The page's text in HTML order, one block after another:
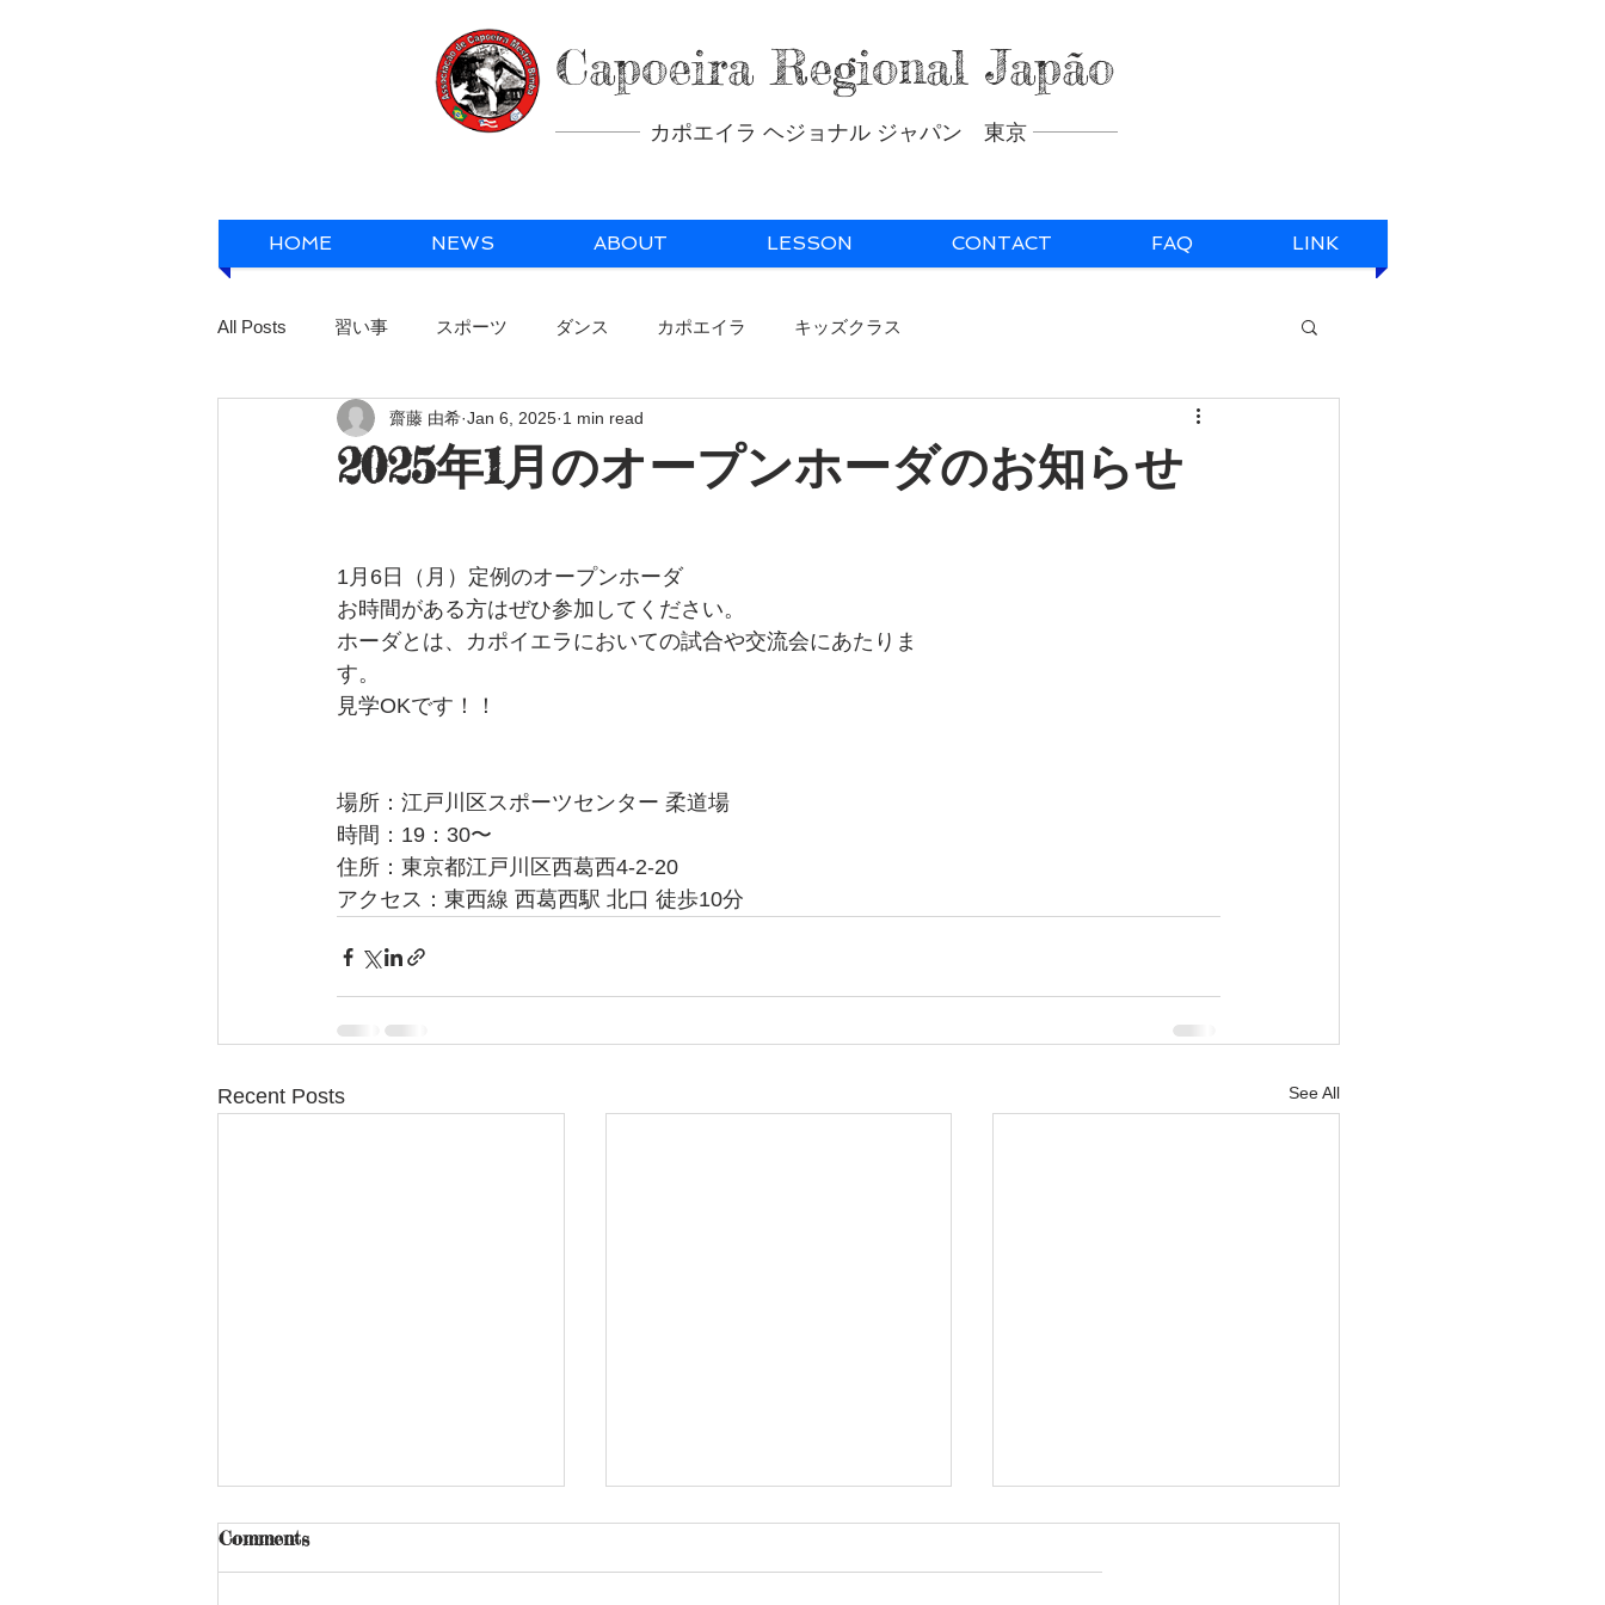
Capoeira Regional Japão
カポエイラ ヘジョナル ジャパン 東京
HOME NEWS ABOUT LESSON CONTACT FAQ LINK
All Posts 習い事 スポーツ ダンス カポエイラ キッズクラス
2025年1月のオープンホーダのお知らせ
齋藤 由希 Jan 6, 2025 1 min read
1月6日（月）定例のオープンホーダ
お時間がある方はぜひ参加してください。
ホーダとは、カポイエラにおいての試合や交流会にあたりま
す。
見学OKです！！
場所：江戸川区スポーツセンター 柔道場
時間：19：30〜
住所：東京都江戸川区西葛西4-2-20
アクセス：東西線 西葛西駅 北口 徒歩10分
Recent Posts See All
Comments